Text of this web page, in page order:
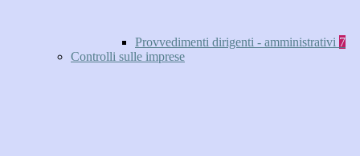
Provvedimenti dirigenti - amministrativi 7
Controlli sulle imprese